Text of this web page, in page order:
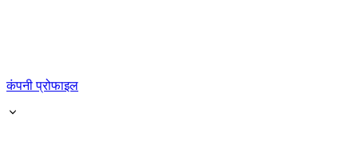
कंपनी प्रोफाइल